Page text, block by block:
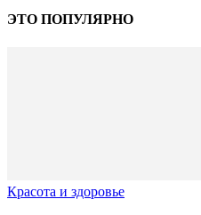
ЭТО ПОПУЛЯРНО
Красота и здоровье